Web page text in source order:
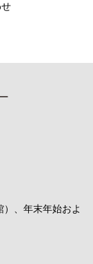
、年末年始およ
ー X
ギャラリー
園通りギャ